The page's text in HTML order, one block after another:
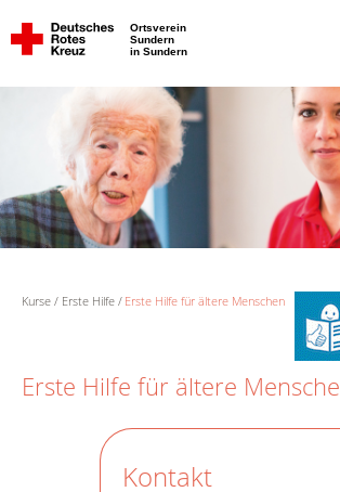
Ortsverein
Sundern
in Sundern
Kurse Erste Hilfe Erste Hilfe für ältere Menschen
Erste Hilfe für ältere
Kontakt